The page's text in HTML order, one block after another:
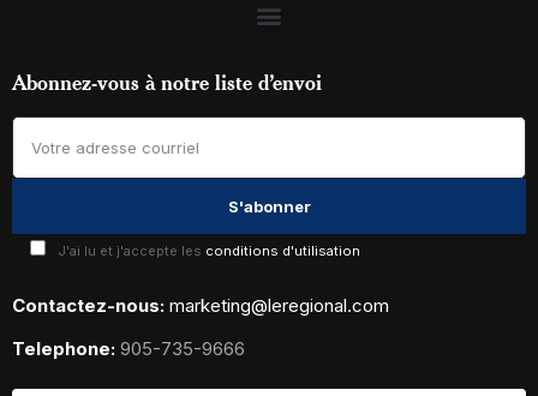
Abonnez-vous à notre liste d’envoi
J'ai lu et j'accepte les conditions d'utilisation
Contactez-nous: marketing@leregional.com
Telephone: 905-735-9666